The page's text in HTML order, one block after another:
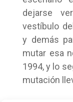
dejarse
vestíbulo
y demás
mutar esa
1994, y lo
mutación